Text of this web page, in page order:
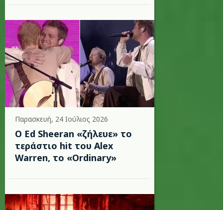
Παρασκευή, 24 Ιούλιος 2026
Ο Ed Sheeran «ζήλευε» το
τεράστιο hit του Alex
Warren, το «Ordinary»